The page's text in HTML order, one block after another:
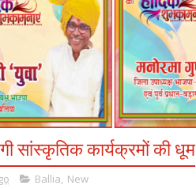
सांस्कृतिक कार्यक्रमों की धूम
Ballia, New